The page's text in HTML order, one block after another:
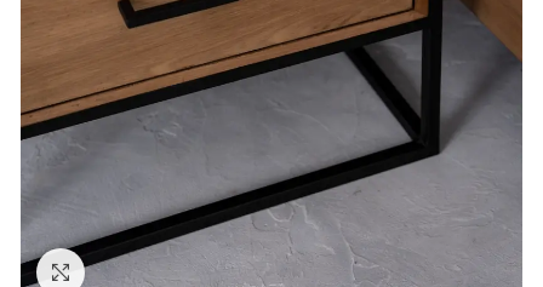
Click to enlarge